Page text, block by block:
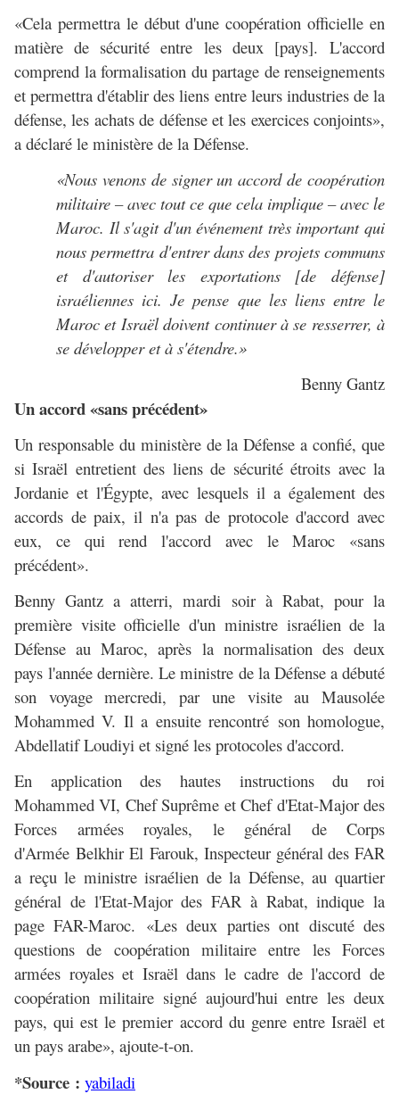
«Cela permettra le début d'une coopération officielle en
matière de sécurité entre les deux [pays]. L'accord
comprend la formalisation du partage de renseignements
et permettra d'établir des liens entre leurs industries de la
défense, les achats de défense et les exercices conjoints»,
a déclaré le ministère de la Défense.
«Nous venons de signer un accord de coopération
militaire – avec tout ce que cela implique – avec le
Maroc. Il s'agit d'un événement très important qui
nous permettra d'entrer dans des projets communs
et d'autoriser les exportations [de défense]
israéliennes ici. Je pense que les liens entre le
Maroc et Israël doivent continuer à se resserrer, à
se développer et à s'étendre.»
Benny Gantz
Un accord «sans précédent»
Un responsable du ministère de la Défense a confié, que
si Israël entretient des liens de sécurité étroits avec la
Jordanie et l'Égypte, avec lesquels il a également des
accords de paix, il n'a pas de protocole d'accord avec
eux, ce qui rend l'accord avec le Maroc «sans
précédent».
Benny Gantz a atterri, mardi soir à Rabat, pour la
première visite officielle d'un ministre israélien de la
Défense au Maroc, après la normalisation des deux
pays l'année dernière. Le ministre de la Défense a débuté
son voyage mercredi, par une visite au Mausolée
Mohammed V. Il a ensuite rencontré son homologue,
Abdellatif Loudiyi et signé les protocoles d'accord.
En application des hautes instructions du roi
Mohammed VI, Chef Suprême et Chef d'Etat-Major des
Forces armées royales, le général de Corps
d'Armée Belkhir El Farouk, Inspecteur général des FAR
a reçu le ministre israélien de la Défense, au quartier
général de l'Etat-Major des FAR à Rabat, indique la
page FAR-Maroc. «Les deux parties ont discuté des
questions de coopération militaire entre les Forces
armées royales et Israël dans le cadre de l'accord de
coopération militaire signé aujourd'hui entre les deux
pays, qui est le premier accord du genre entre Israël et
un pays arabe», ajoute-t-on.
*Source : yabiladi